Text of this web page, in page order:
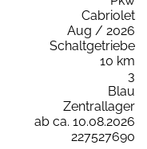
Cabriolet
Aug / 2026
Schaltgetriebe
10 km
3
Blau
Zentrallager
ab ca. 10.08.2026
227527690